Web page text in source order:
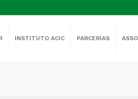
INSTITUTO ACIC PARCERIAS